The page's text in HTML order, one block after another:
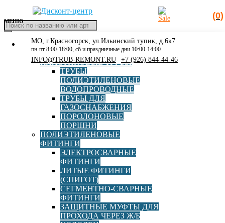
(0)
Поиск
товаров
МЕНЮ
КАТАЛОГ
РАСПРОДАЖА
ПЛАСТИКОВЫЕ ТРУБЫ
ТРУБЫ
ПОЛИЭТИЛЕНОВЫЕ
ВОДОПРОВОДНЫЕ
ТРУБЫ ДЛЯ
ГАЗОСНАБЖЕНИЯ
ПОРОЛОНОВЫЕ
ПОРШНИ
ПОЛИЭТИЛЕНОВЫЕ
ФИТИНГИ
ЭЛЕКТРОСВАРНЫЕ
ФИТИНГИ
ЛИТЫЕ ФИТИНГИ
(СПИГОТ)
СЕГМЕНТНО-СВАРНЫЕ
ФИТИНГИ
ЗАЩИТНЫЕ МУФТЫ ДЛЯ
ПРОХОДА ЧЕРЕЗ Ж/Б
МО, г.Красногорск, ул.Ильинский тупик, д.6к7
пн-пт 8:00-18:00, сб и праздничные дни 10:00-14:00
INFO@TRUB-REMONT.RU +7 (926) 844-44-46
Главная »315х110
315х110
Полипластик Elofit
Накладной уход электросварной ПЭ100 SDR11
d315x110 Elofit с ответной частью
руб В корзину